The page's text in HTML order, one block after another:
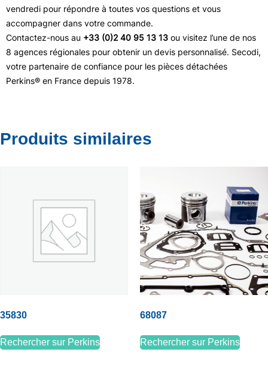
vendredi pour répondre à toutes vos questions et vous
accompagner dans votre commande.
Contactez-nous au +33 (0)2 40 95 13 13 ou visitez l’une de nos
8 agences régionales pour obtenir un devis personnalisé. Secodi,
votre partenaire de confiance pour les pièces détachées
Perkins® en France depuis 1978.
Produits similaires
35830
Rechercher sur Perkins
68087
Rechercher sur Perkins